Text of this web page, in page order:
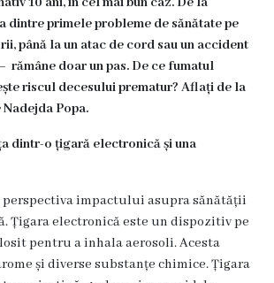
dintre primele probleme de sănătate pe
până la un atac de cord sau un accident
rămâne doar un pas. De ce fumatul
riscul decesului prematur? Aflați de la
Popa.
dintr-o țigară electronică și una
perspectiva impactului asupra sănătății
Țigara electronică este un dispozitiv pe
pentru a inhala aerosoli. Acesta
și diverse substanțe chimice. Țigara